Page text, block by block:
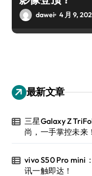
dawei 4 月 9,
最新文章
三星Galaxy Z
尚，一手掌控未来！
vivo S50 Pro mini
讯一触即达！